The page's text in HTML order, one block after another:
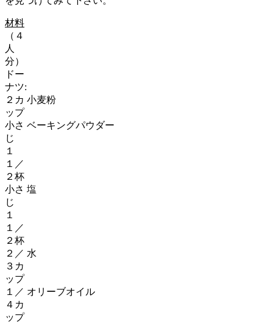
材料
（４
人
分）
ドー
ナツ:
２カ
ップ
小麦粉
小さ
じ
１
１／
２杯
ベーキングパウダー
小さ
じ
１
１／
２杯
塩
２／
３カ
ップ
水
１／
４カ
ップ
オリーブオイル